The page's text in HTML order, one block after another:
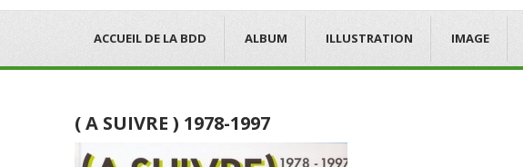
ACCUEIL DE LA BDD ALBUM ILLUSTRATION IMAGE
( A SUIVRE ) 1978-1997